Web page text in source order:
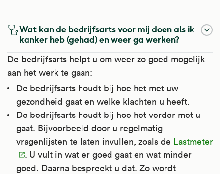
Wat kan de bedrijfsarts voor mij doen als ik
kanker heb (gehad) en weer ga werken?
De bedrijfsarts helpt u om weer zo goed mogelijk
aan het werk te gaan:
De bedrijfsarts houdt bij hoe het met uw
gezondheid gaat en welke klachten u heeft.
De bedrijfsarts houdt bij hoe het verder met u
gaat. Bijvoorbeeld door u regelmatig
vragenlijsten te laten invullen, zoals de Lastmeter
. U vult in wat er goed gaat en wat minder
goed. Daarna bespreekt u dat. Zo wordt